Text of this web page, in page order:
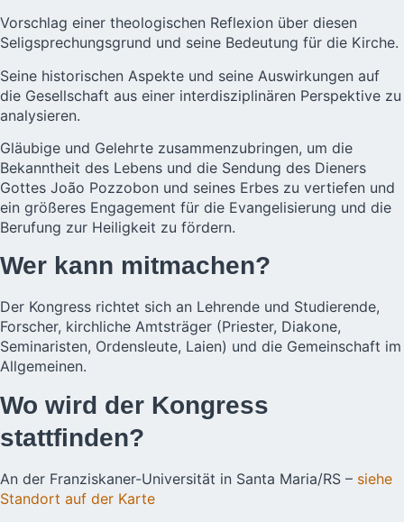
Vorschlag einer theologischen Reflexion über diesen
Seligsprechungsgrund und seine Bedeutung für die Kirche.
Seine historischen Aspekte und seine Auswirkungen auf
die Gesellschaft aus einer interdisziplinären Perspektive zu
analysieren.
Gläubige und Gelehrte zusammenzubringen, um die
Bekanntheit des Lebens und die Sendung des Dieners
Gottes João Pozzobon und seines Erbes zu vertiefen und
ein größeres Engagement für die Evangelisierung und die
Berufung zur Heiligkeit zu fördern.
Wer kann mitmachen?
Der Kongress richtet sich an Lehrende und Studierende,
Forscher, kirchliche Amtsträger (Priester, Diakone,
Seminaristen, Ordensleute, Laien) und die Gemeinschaft im
Allgemeinen.
Wo wird der Kongress
stattfinden?
An der Franziskaner-Universität in Santa Maria/RS – siehe
Standort auf der Karte